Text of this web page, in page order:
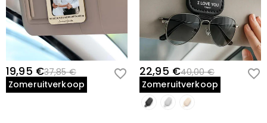
Geef hem een reden om te glimlachen bij elke file en een constant
herinnering om veilig naar huis terug te keren naar degenen die
hem het meest liefhebben—Bestel nu zijn aangepaste
consolehoes.
19,95 €37,85 €
Zomeruitverkoop
22,95 €40,00 €
Zomeruitverkoop